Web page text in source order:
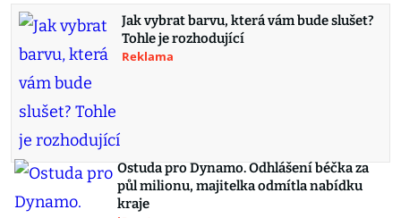
Jak vybrat barvu, která vám bude slušet?
Tohle je rozhodující
Reklama
Ostuda pro Dynamo. Odhlášení béčka za
půl milionu, majitelka odmítla nabídku
kraje